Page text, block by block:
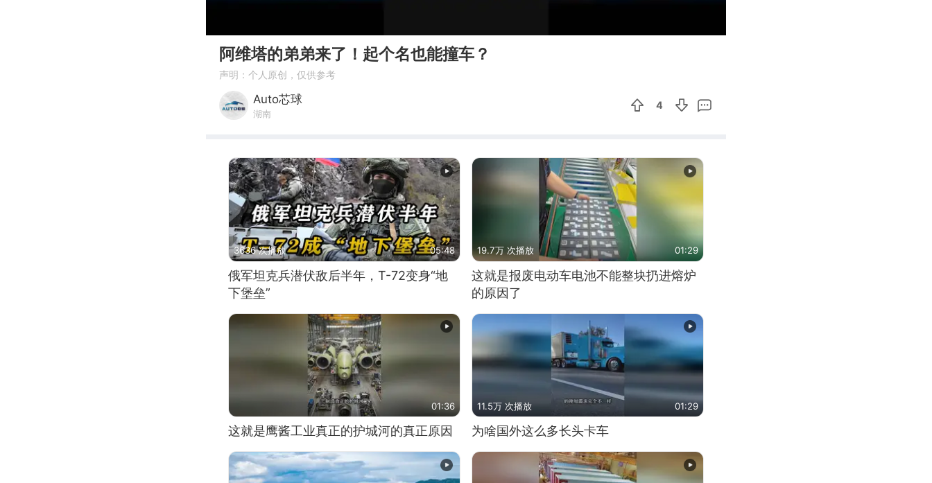
阿维塔的弟弟来了！起个名也能撞车？
声明：个人原创，仅供参考
Auto芯球
湖南
4
3636 次播放 05:48
俄军坦克兵潜伏敌后半年，T-72变身“地
下堡垒”
19.7万 次播放 01:29
这就是报废电动车电池不能整块扔进熔炉
的原因了
01:36
这就是鹰酱工业真正的护城河的真正原因
11.5万 次播放 01:29
为啥国外这么多长头卡车